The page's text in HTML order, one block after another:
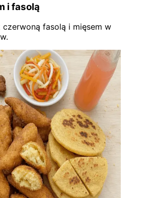
i fasolą
fasolą i mięsem w